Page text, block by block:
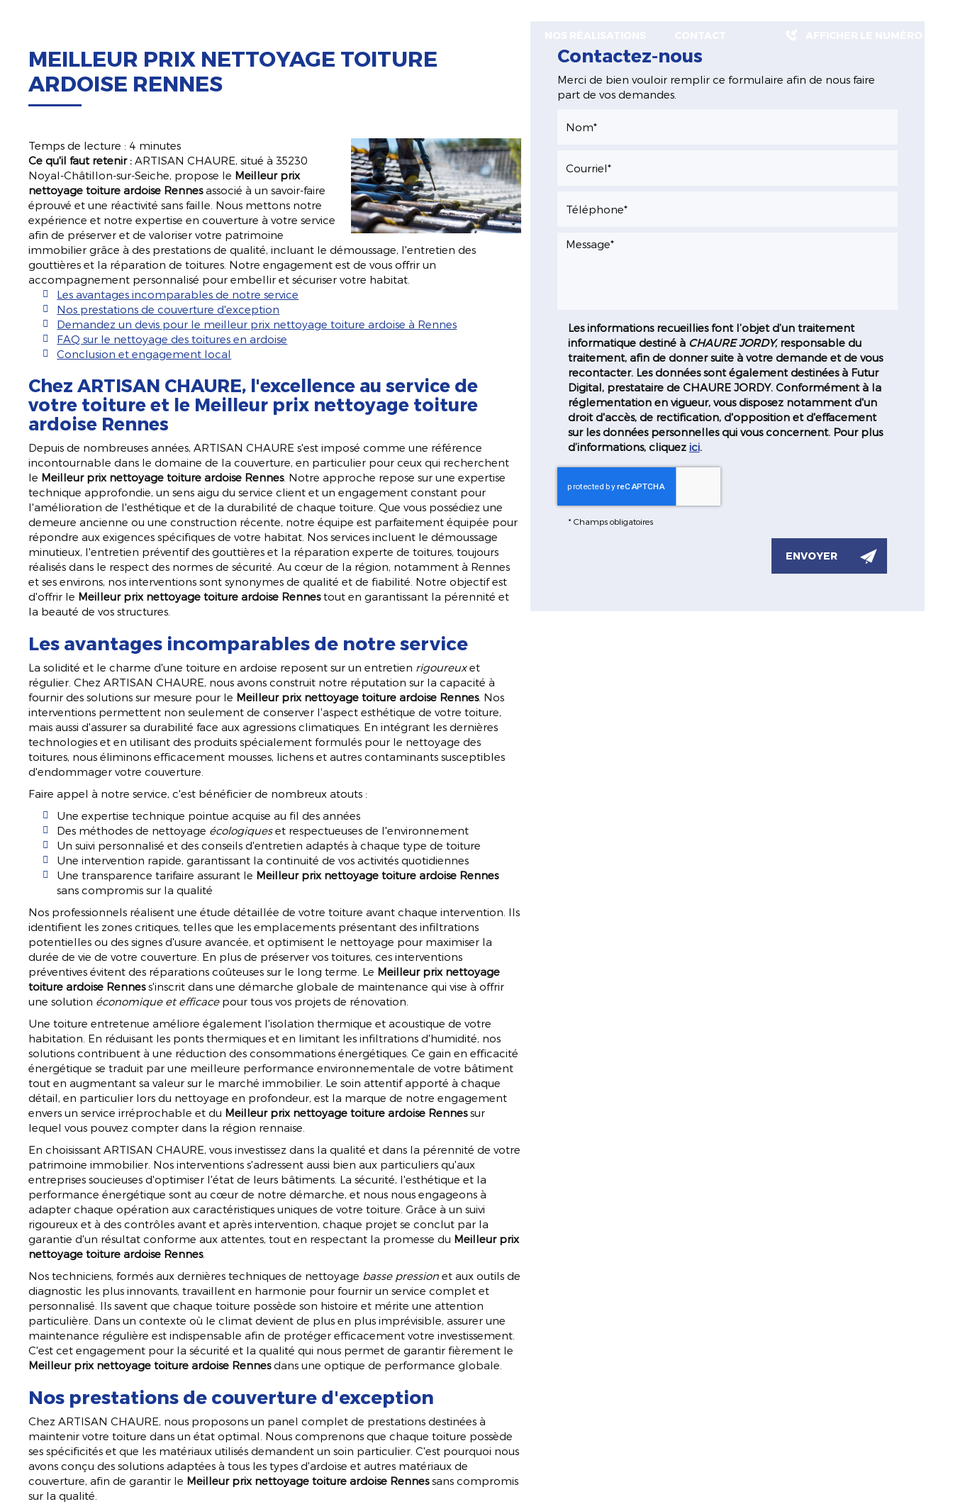
MEILLEUR PRIX NETTOYAGE TOITURE
ARDOISE RENNES
Temps de lecture : 4 minutes
Ce qu'il faut retenir : ARTISAN CHAURE, situé à 35230
Noyal-Châtillon-sur-Seiche, propose le Meilleur prix
nettoyage toiture ardoise Rennesassocié à un savoir-faire
éprouvé et une réactivité sans faille. Nous mettons notre
expérience et notre expertise en couverture à votre service
afin de préserver et de valoriser votre patrimoine
immobilier grâce à des prestations de qualité, incluant le démoussage, l'entretien des
gouttières et la réparation de toitures. Notre engagement est de vous offrir un
accompagnement personnalisé pour embellir et sécuriser votre habitat.
Les avantages incomparables de notre service
Nos prestations de couverture d'exception
Demandez un devis pour le meilleur prix nettoyage toiture ardoise à Rennes
FAQ sur le nettoyage des toitures en ardoise
Conclusion et engagement local
Chez ARTISAN CHAURE, l'excellence au service de
votre toiture et le Meilleur prix nettoyage toiture
ardoise Rennes
Depuis de nombreuses années, ARTISAN CHAURE s'est imposé comme une référence
incontournable dans le domaine de la couverture, en particulier pour ceux qui recherchent
le Meilleur prix nettoyage toiture ardoise Rennes. Notre approche repose sur une expertise
technique approfondie, un sens aigu du service client et un engagement constant pour
l'amélioration de l'esthétique et de la durabilité de chaque toiture. Que vous possédiez une
demeure ancienne ou une construction récente, notre équipe est parfaitement équipée pour
répondre aux exigences spécifiques de votre habitat. Nos services incluent le démoussage
minutieux, l'entretien préventif des gouttières et la réparation experte de toitures, toujours
réalisés dans le respect des normes de sécurité. Au cœur de la région, notamment à Rennes
et ses environs, nos interventions sont synonymes de qualité et de fiabilité. Notre objectif est
d'offrir le Meilleur prix nettoyage toiture ardoise Rennestout en garantissant la pérennité et
la beauté de vos structures.
Les avantages incomparables de notre service
La solidité et le charme d'une toiture en ardoise reposent sur un entretien rigoureuxet
régulier. Chez ARTISAN CHAURE, nous avons construit notre réputation sur la capacité à
fournir des solutions sur mesure pour le Meilleur prix nettoyage toiture ardoise Rennes. Nos
interventions permettent non seulement de conserver l'aspect esthétique de votre toiture,
mais aussi d'assurer sa durabilité face aux agressions climatiques. En intégrant les dernières
technologies et en utilisant des produits spécialement formulés pour le nettoyage des
toitures, nous éliminons efficacement mousses, lichens et autres contaminants susceptibles
d'endommager votre couverture.
Faire appel à notre service, c'est bénéficier de nombreux atouts :
Une expertise technique pointue acquise au fil des années
Des méthodes de nettoyage écologiqueset respectueuses de l'environnement
Un suivi personnalisé et des conseils d'entretien adaptés à chaque type de toiture
Une intervention rapide, garantissant la continuité de vos activités quotidiennes
Une transparence tarifaire assurant le Meilleur prix nettoyage toiture ardoise Rennes
sans compromis sur la qualité
Nos professionnels réalisent une étude détaillée de votre toiture avant chaque intervention. Ils
identifient les zones critiques, telles que les emplacements présentant des infiltrations
potentielles ou des signes d'usure avancée, et optimisent le nettoyage pour maximiser la
durée de vie de votre couverture. En plus de préserver vos toitures, ces interventions
préventives évitent des réparations coûteuses sur le long terme. Le Meilleur prix nettoyage
toiture ardoise Renness'inscrit dans une démarche globale de maintenance qui vise à offrir
une solution économique et efficacepour tous vos projets de rénovation.
Une toiture entretenue améliore également l'isolation thermique et acoustique de votre
habitation. En réduisant les ponts thermiques et en limitant les infiltrations d'humidité, nos
solutions contribuent à une réduction des consommations énergétiques. Ce gain en efficacité
énergétique se traduit par une meilleure performance environnementale de votre bâtiment
tout en augmentant sa valeur sur le marché immobilier. Le soin attentif apporté à chaque
détail, en particulier lors du nettoyage en profondeur, est la marque de notre engagement
envers un service irréprochable et du Meilleur prix nettoyage toiture ardoise Rennessur
lequel vous pouvez compter dans la région rennaise.
En choisissant ARTISAN CHAURE, vous investissez dans la qualité et dans la pérennité de votre
patrimoine immobilier. Nos interventions s'adressent aussi bien aux particuliers qu'aux
entreprises soucieuses d'optimiser l'état de leurs bâtiments. La sécurité, l'esthétique et la
performance énergétique sont au cœur de notre démarche, et nous nous engageons à
adapter chaque opération aux caractéristiques uniques de votre toiture. Grâce à un suivi
rigoureux et à des contrôles avant et après intervention, chaque projet se conclut par la
garantie d'un résultat conforme aux attentes, tout en respectant la promesse du Meilleur prix
nettoyage toiture ardoise Rennes.
Nos techniciens, formés aux dernières techniques de nettoyage basse pression et aux outils de
diagnostic les plus innovants, travaillent en harmonie pour fournir un service complet et
personnalisé. Ils savent que chaque toiture possède son histoire et mérite une attention
particulière. Dans un contexte où le climat devient de plus en plus imprévisible, assurer une
maintenance régulière est indispensable afin de protéger efficacement votre investissement.
C'est cet engagement pour la sécurité et la qualité qui nous permet de garantir fièrement le
Meilleur prix nettoyage toiture ardoise Rennesdans une optique de performance globale.
Nos prestations de couverture d'exception
Chez ARTISAN CHAURE, nous proposons un panel complet de prestations destinées à
maintenir votre toiture dans un état optimal. Nous comprenons que chaque toiture possède
ses spécificités et que les matériaux utilisés demandent un soin particulier. C'est pourquoi nous
avons conçu des solutions adaptées à tous les types d'ardoise et autres matériaux de
couverture, afin de garantir le Meilleur prix nettoyage toiture ardoise Rennessans compromis
sur la qualité.
Contactez-nous
Merci de bien vouloir remplir ce formulaire afin de nous faire
part de vos demandes.
Les informations recueillies font l’objet d’un traitement
informatique destiné àCHAURE JORDY, responsable du
traitement, afin de donner suite à votre demande et de vous
recontacter. Les données sont également destinées à Futur
Digital, prestataire de CHAURE JORDY. Conformément à la
réglementation en vigueur, vous disposez notamment d'un
droit d'accès, de rectification, d'opposition et d'effacement
sur les données personnelles qui vous concernent. Pour plus
d’informations, cliquez ici.
* Champs obligatoires